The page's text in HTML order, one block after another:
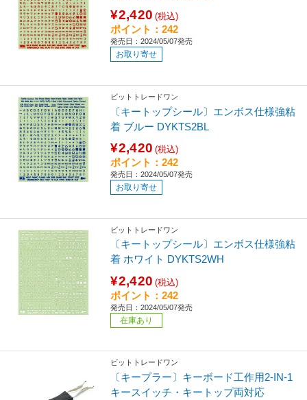
¥2,420 (税込)
ポイント：242
発売日：2024/05/07発売
お取り寄せ
ビットトレードワン
〔キートップシール〕エンボス仕様強粘
着 ブルー DYKTS2BL
¥2,420 (税込)
ポイント：242
発売日：2024/05/07発売
お取り寄せ
ビットトレードワン
〔キートップシール〕エンボス仕様強粘
着 ホワイト DYKTS2WH
¥2,420 (税込)
ポイント：242
発売日：2024/05/07発売
在庫あり
ビットトレードワン
〔キープラー〕キーボード工作用2-IN-1
キースイッチ・キートップ両対応